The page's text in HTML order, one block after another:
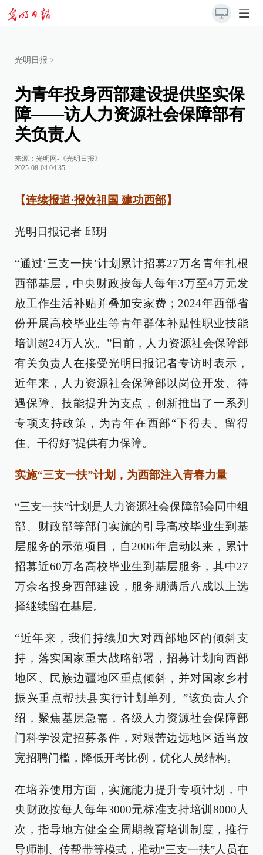
光明日报 >
为青年投身西部建设提供坚实保
障——访人力资源社会保障部有
关负责人
来源： 光明网-《光明日报》
2025-08-04 04:35
【连续报道·报效祖国 建功西部】
光明日报记者 邱玥
“通过‘三支一扶’计划累计招募27万名青年扎根
西部基层，中央财政按每人每年3万至4万元发
放工作生活补贴并叠加安家费；2024年西部省
份开展高校毕业生等青年群体补贴性职业技能
培训超24万人次。”日前，人力资源社会保障部
有关负责人在接受光明日报记者专访时表示，
近年来，人力资源社会保障部以岗位开发、待
遇保障、技能提升为支点，创新推出了一系列
专项支持政策，为青年在西部“下得去、留得
住、干得好”提供有力保障。
实施“三支一扶”计划，为西部注入青春力量
“三支一扶”计划是人力资源社会保障部会同中组
部、财政部等部门实施的引导高校毕业生到基
层服务的示范项目，自2006年启动以来，累计
招募近60万名高校毕业生到基层服务，其中27
万余名投身西部建设，服务期满后八成以上选
择继续留在基层。
“近年来，我们持续加大对西部地区的倾斜支
持，落实国家重大战略部署，招募计划向西部
地区、民族边疆地区重点倾斜，并对国家乡村
振兴重点帮扶县实行计划单列。”该负责人介
绍，聚焦基层急需，各级人力资源社会保障部
门科学设定招募条件，对艰苦边远地区适当放
宽招聘门槛，降低开考比例，优化人员结构。
在培养使用方面，实施能力提升专项计划，中
央财政按每人每年3000元标准支持培训8000人
次，指导地方健全全周期教育培训制度，推行
导师制、传帮带等模式，推动“三支一扶”人员在